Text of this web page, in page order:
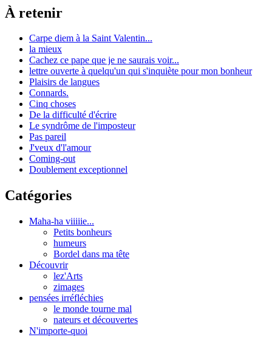
À retenir
Carpe diem à la Saint Valentin...
la mieux
Cachez ce pape que je ne saurais voir...
lettre ouverte à quelqu'un qui s'inquiète pour mon bonheur
Plaisirs de langues
Connards.
Cinq choses
De la difficulté d'écrire
Le syndrôme de l'imposteur
Pas pareil
J'veux d'l'amour
Coming-out
Doublement exceptionnel
Catégories
Maha-ha viiiiie...
Petits bonheurs
humeurs
Bordel dans ma tête
Découvrir
lez'Arts
zimages
pensées irréfléchies
le monde tourne mal
nateurs et découvertes
N'importe-quoi